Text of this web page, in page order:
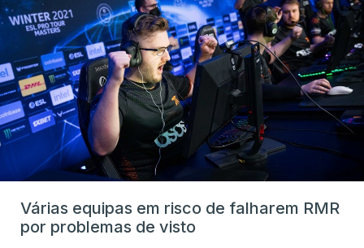
Várias equipas em risco de falharem RMR
por problemas de visto